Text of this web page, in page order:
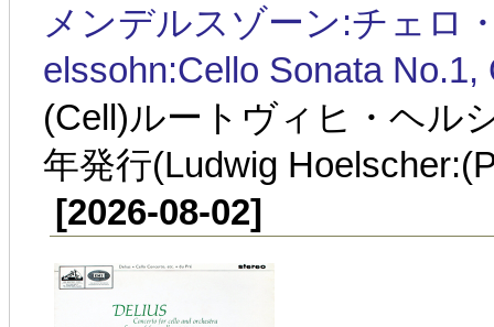
メンデルスゾーン:チェロ
elssohn:Cello Sonata No.1,
(Cell)ルートヴィヒ・ヘル
年発行(Ludwig
[2026-08-02]